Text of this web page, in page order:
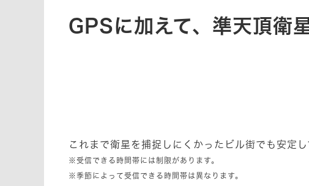
GPSに加えて、準天頂衛
これまで衛星を捕捉しにくかったビル街でも安定
※受信できる時間帯には制限があります。
※季節によって受信できる時間帯は異なります。